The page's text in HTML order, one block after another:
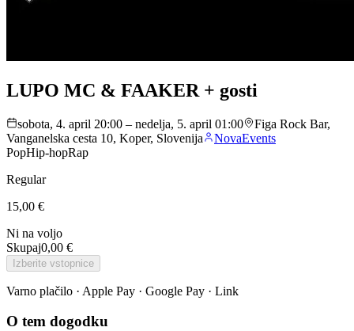
LUPO MC & FAAKER + gosti
sobota, 4. april 20:00 – nedelja, 5. april 01:00
Figa Rock Bar,
Vanganelska cesta 10, Koper, Slovenija
NovaEvents
PopHip-hopRap
Regular
15,00 €
Ni na voljo
Skupaj0,00 €
Izberite vstopnice
Varno plačilo · Apple Pay · Google Pay · Link
O tem dogodku